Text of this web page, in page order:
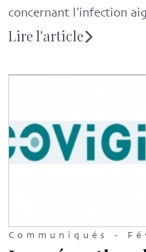
concernant l’infection
Lire l'article
Communiqués -